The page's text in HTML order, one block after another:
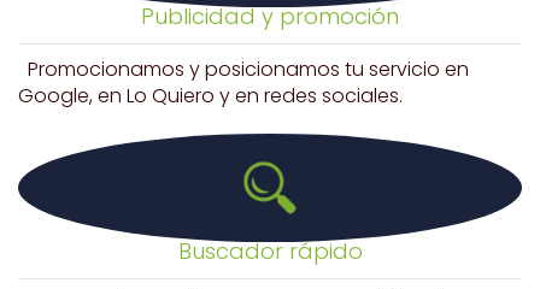
Publicidad y promoción
Promocionamos y posicionamos tu servicio en
Google, en Lo Quiero y en redes sociales.
Buscador rápido